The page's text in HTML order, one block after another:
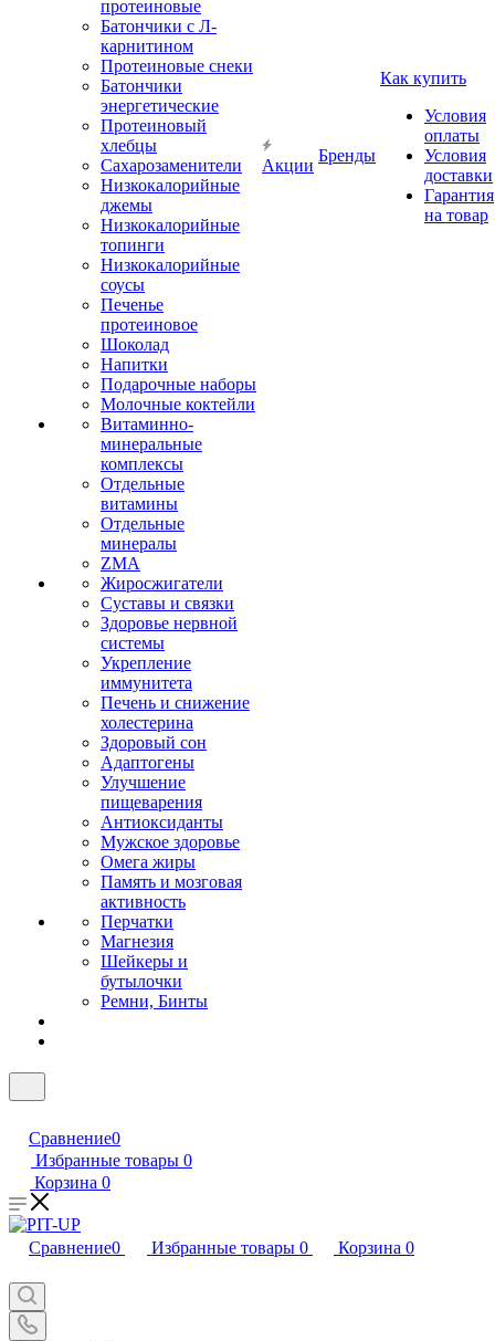
протеиновые
Батончики с Л-
карнитином
Протеиновые снеки
Батончики
энергетические
Протеиновый
хлебцы
Сахарозаменители
Низкокалорийные
джемы
Низкокалорийные
топинги
Низкокалорийные
соусы
Печенье
протеиновое
Шоколад
Напитки
Подарочные наборы
Молочные коктейли
Витаминно-
минеральные
комплексы
Отдельные
витамины
Отдельные
минералы
ZMA
Жиросжигатели
Суставы и связки
Здоровье нервной
системы
Укрепление
иммунитета
Печень и снижение
холестерина
Здоровый сон
Адаптогены
Улучшение
пищеварения
Антиоксиданты
Мужское здоровье
Омега жиры
Память и мозговая
активность
Перчатки
Магнезия
Шейкеры и
бутылочки
Ремни, Бинты
Акции
Бренды
Как купить
Условия
оплаты
Условия
доставки
Гарантия
на товар
Сравнение0
Избранные товары 0
Корзина 0
Сравнение0 Избранные товары 0 Корзина 0